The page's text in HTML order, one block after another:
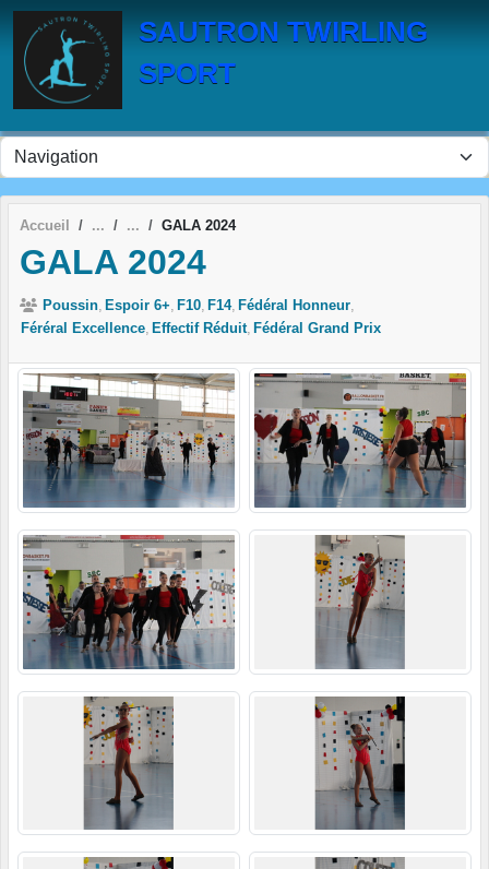
SAUTRON TWIRLING
SPORT
Accueil GALA 2024
GALA 2024
Poussin Espoir 6+ F10 F14 Fédéral Honneur
Féréral Excellence Effectif Réduit Fédéral Grand Prix
Panneau de gestion des cookies